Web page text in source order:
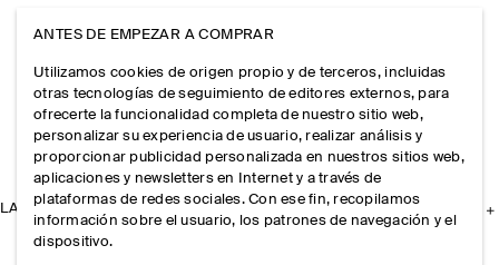
LA EMPRESA
ANTES DE EMPEZAR A COMPRAR
Utilizamos cookies de origen propio y de terceros, incluidas
otras tecnologías de seguimiento de editores externos, para
ofrecerte la funcionalidad completa de nuestro sitio web,
personalizar su experiencia de usuario, realizar análisis y
proporcionar publicidad personalizada en nuestros sitios web,
aplicaciones y newsletters en Internet y a través de
plataformas de redes sociales. Con ese fin, recopilamos
información sobre el usuario, los patrones de navegación y el
dispositivo.